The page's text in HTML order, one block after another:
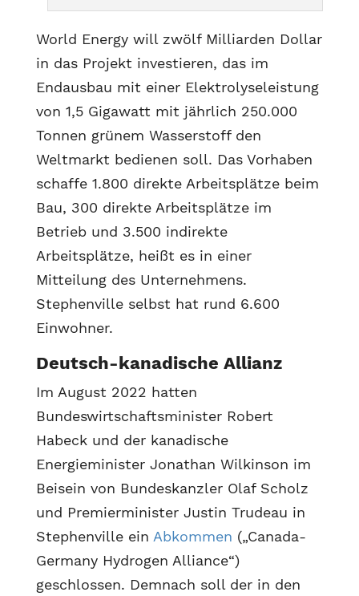
World Energy will zwölf Milliarden Dollar
in das Projekt investieren, das im
Endausbau mit einer Elektrolyseleistung
von 1,5 Gigawatt mit jährlich 250.000
Tonnen grünem Wasserstoff den
Weltmarkt bedienen soll. Das Vorhaben
schaffe 1.800 direkte Arbeitsplätze beim
Bau, 300 direkte Arbeitsplätze im
Betrieb und 3.500 indirekte
Arbeitsplätze, heißt es in einer
Mitteilung des Unternehmens.
Stephenville selbst hat rund 6.600
Einwohner.
Deutsch-kanadische Allianz
Im August 2022 hatten
Bundeswirtschaftsminister Robert
Habeck und der kanadische
Energieminister Jonathan Wilkinson im
Beisein von Bundeskanzler Olaf Scholz
und Premierminister Justin Trudeau in
Stephenville ein Abkommen („Canada-
Germany Hydrogen Alliance“)
geschlossen. Demnach soll der in den